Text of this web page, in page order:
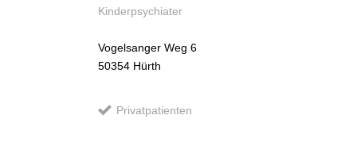
Kinderpsychiater
Vogelsanger Weg 6
50354 Hürth
Privatpatienten